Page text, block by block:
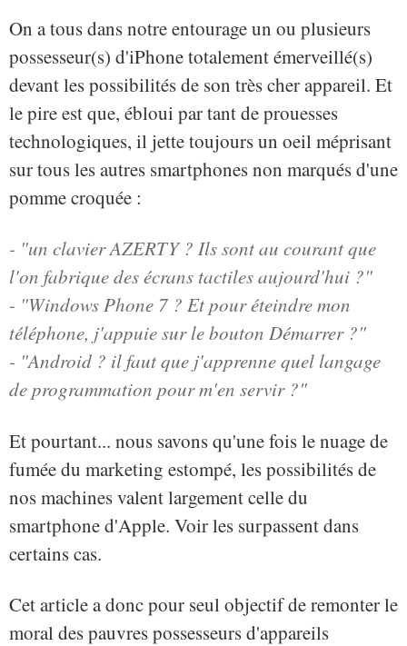
On a tous dans notre entourage un ou plusieurs
possesseur(s) d'iPhone totalement émerveillé(s)
devant les possibilités de son très cher appareil. Et
le pire est que, ébloui par tant de prouesses
technologiques, il jette toujours un oeil méprisant
sur tous les autres smartphones non marqués d'une
pomme croquée :
- "un clavier AZERTY ? Ils sont au courant que
l'on fabrique des écrans tactiles aujourd'hui ?"
- "Windows Phone 7 ? Et pour éteindre mon
téléphone, j'appuie sur le bouton Démarrer ?"
- "Android ? il faut que j'apprenne quel langage
de programmation pour m'en servir ?"
Et pourtant... nous savons qu'une fois le nuage de
fumée du marketing estompé, les possibilités de
nos machines valent largement celle du
smartphone d'Apple. Voir les surpassent dans
certains cas.
Cet article a donc pour seul objectif de remonter le
moral des pauvres possesseurs d'appareils